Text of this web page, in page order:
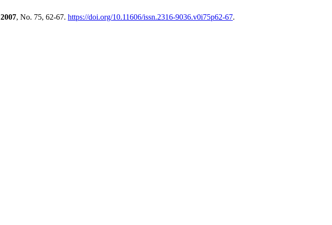
2007, No. 75, 62-67. https://doi.org/10.11606/issn.2316-9036.v0i75p62-67.